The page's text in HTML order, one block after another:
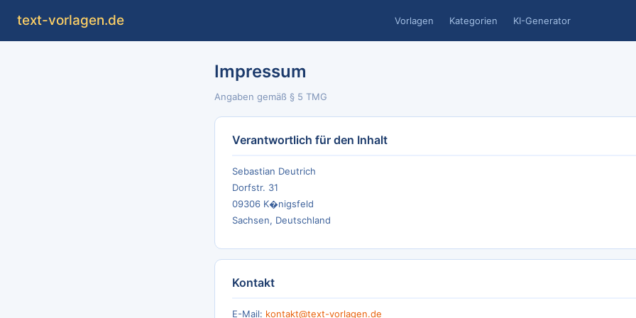
text-vorlagen.de Vorlagen Kategorien KI-Generator
Impressum
Angaben gemäß § 5 TMG
Verantwortlich für den Inhalt
Sebastian Deutrich
Dorfstr. 31
09306 K�nigsfeld
Sachsen, Deutschland
Kontakt
E-Mail: kontakt@text-vorlagen.de